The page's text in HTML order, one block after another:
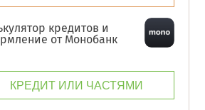
кредитов и
от Монобанк
КРЕДИТ ИЛИ ЧАСТЯМИ